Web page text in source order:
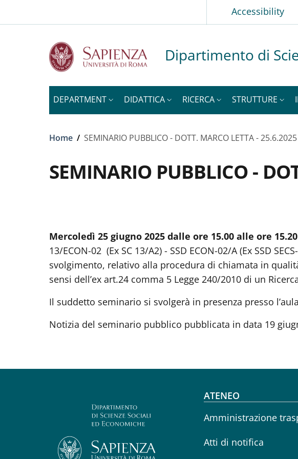
Slim topAccessibility
Dipartimento di
DEPARTMENT DIDATTICA RICERCA STRUTTURE
Breadcrumb
Home / SEMINARIO PUBBLICO - DOTT. MARCO LETTA -
SEMINARIO PUBBLICO -
Mercoledì 25 giugno 2025 dalle ore 15.00 alle ore 15.20
13/ECON-02 (Ex SC 13/A2) - SSD ECON-02/A (Ex SSD
svolgimento, relativo alla procedura di chiamata in
sensi dell’ex art.24 comma 5 Legge 240/2010 di un
Il suddetto seminario si svolgerà in presenza presso
Notizia del seminario pubblico pubblicata in data 19
Footer
ATENEO
Amministrazione
Atti di notifica